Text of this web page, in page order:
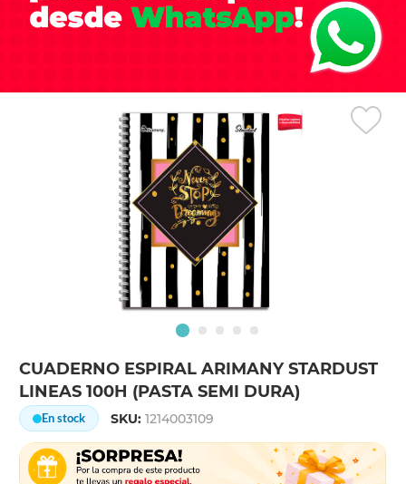
CUADERNO ESPIRAL ARIMANY STARDUST
LINEAS 100H (PASTA SEMI DURA)
En stock SKU:1214003109